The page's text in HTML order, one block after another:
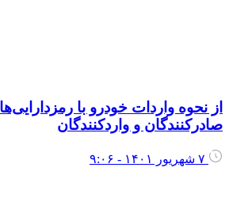
نحوه واردات خودرو با
و واردکنندگان
۷ شهریور ۱۴۰۱ - ۹:۰۶